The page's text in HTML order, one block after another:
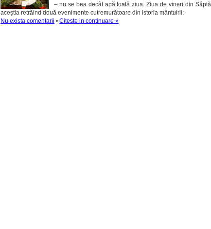
– nu se bea decât apă toată ziua. Ziua de vineri din
aceștia retrăind două evenimente cutremurătoare din istoria mântuirii:
Nu exista comentarii • Citeste in continuare »